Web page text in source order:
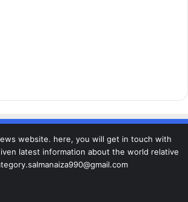
website. here, you will get in touch with
latest information about the world relative